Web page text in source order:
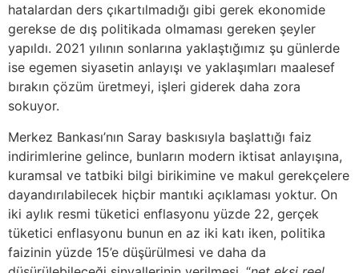
hatalardan ders çıkartılmadığı gibi gerek ekonomide
gerekse de dış politikada olmaması gereken şeyler
yapıldı. 2021 yılının sonlarına yaklaştığımız şu günlerde
ise egemen siyasetin anlayışı ve yaklaşımları maalesef
bırakın çözüm üretmeyi, işleri giderek daha zora
sokuyor.
Merkez Bankası’nın Saray baskısıyla başlattığı faiz
indirimlerine gelince, bunların modern iktisat anlayışına,
kuramsal ve tatbiki bilgi birikimine ve makul gerekçelere
dayandırılabilecek hiçbir mantıki açıklaması yoktur. On
iki aylık resmi tüketici enflasyonu yüzde 22, gerçek
tüketici enflasyonu bunun en az iki katı iken, politika
faizinin yüzde 15’e düşürülmesi ve daha da